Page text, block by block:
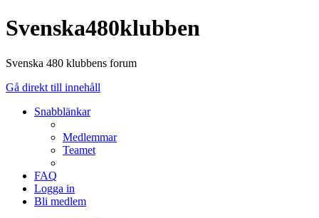
Svenska480klubben
Svenska 480 klubbens forum
Gå direkt till innehåll
Snabblänkar
Medlemmar
Teamet
FAQ
Logga in
Bli medlem